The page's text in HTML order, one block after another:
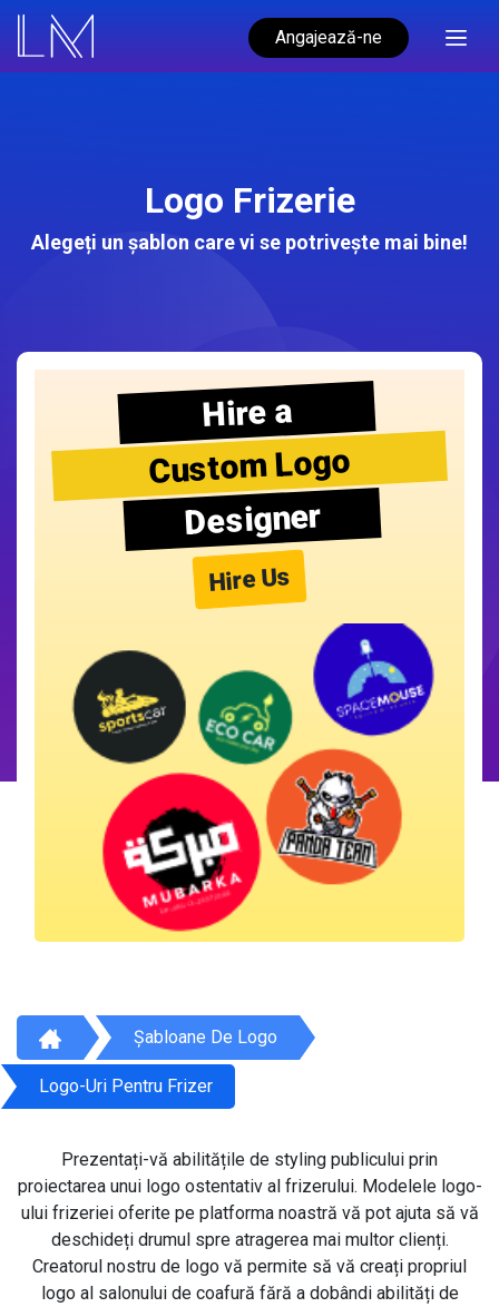
Angajează-ne
Logo Frizerie
Alegeți un șablon care vi se potrivește mai bine!
Hire a
Custom Logo
Designer
Hire Us
Șabloane De Logo
Logo-Uri Pentru Frizer
Prezentați-vă abilitățile de styling publicului prin
proiectarea unui logo ostentativ al frizerului. Modelele logo-
ului frizeriei oferite pe platforma noastră vă pot ajuta să vă
deschideți drumul spre atragerea mai multor clienți.
Creatorul nostru de logo vă permite să vă creați propriul
logo al salonului de coafură fără a dobândi abilități de